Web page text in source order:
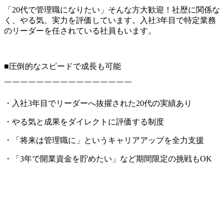
「20代で管理職になりたい」そんな方大歓迎！社歴に関係な
く、やる気、実力を評価しています。入社3年目で特定業務
のリーダーを任されている社員もいます。
■圧倒的なスピードで成長も可能
￣￣￣￣￣￣￣￣￣￣￣￣￣￣￣￣
・入社3年目でリーダーへ抜擢された20代の実績あり
・やる気と成果をダイレクトに評価する制度
・「将来は管理職に」というキャリアアップを全力支援
・「3年で開業資金を貯めたい」など期間限定の挑戦もOK